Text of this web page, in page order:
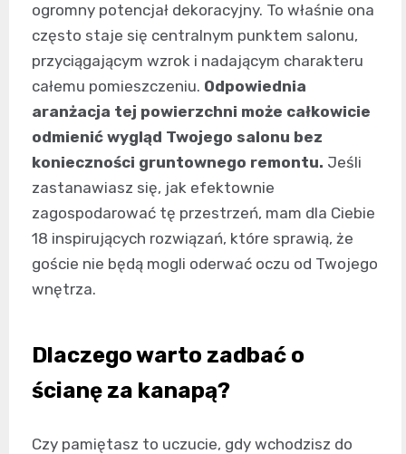
ogromny potencjał dekoracyjny. To właśnie ona
często staje się centralnym punktem salonu,
przyciągającym wzrok i nadającym charakteru
całemu pomieszczeniu. Odpowiednia
aranżacja tej powierzchni może całkowicie
odmienić wygląd Twojego salonu bez
konieczności gruntownego remontu. Jeśli
zastanawiasz się, jak efektownie
zagospodarować tę przestrzeń, mam dla Ciebie
18 inspirujących rozwiązań, które sprawią, że
goście nie będą mogli oderwać oczu od Twojego
wnętrza.
Dlaczego warto zadbać o
ścianę za kanapą?
Czy pamiętasz to uczucie, gdy wchodzisz do